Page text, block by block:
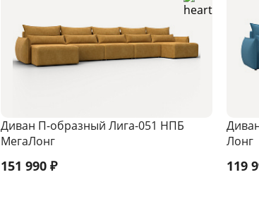
Диван П-образный Лига-051 НПБ
МегаЛонг
151 990 ₽
Лонг
119